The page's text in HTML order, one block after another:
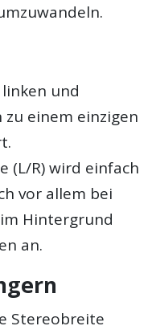
und
einem einzigen
(L/R) wird einfach
vor allem bei
Hintergrund
an.
Stereobreite